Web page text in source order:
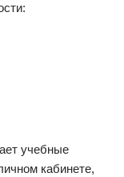
учебные
кабинете,